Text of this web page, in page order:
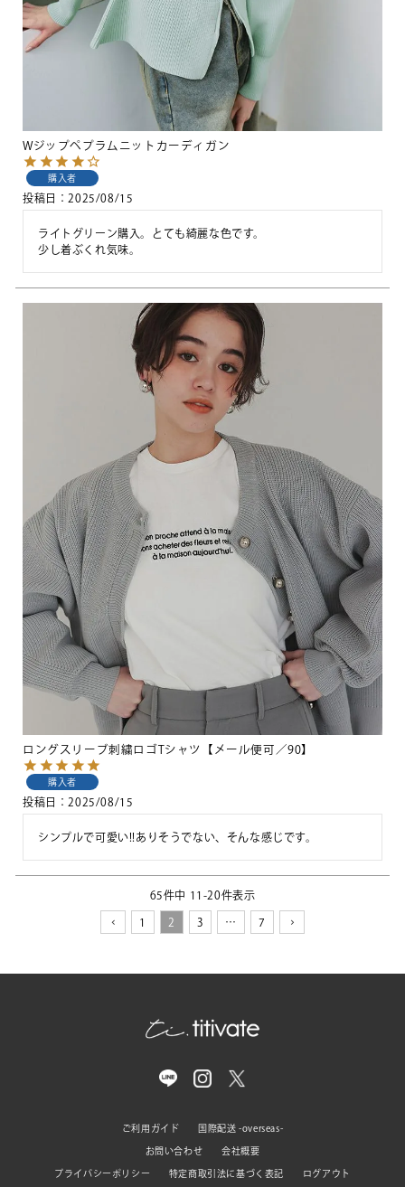
Wジップペプラムニットカーディガン
購入者
投稿日 2025/08/15
ライトグリーン購入。とても綺麗な色です。
少し着ぶくれ気味。
ロングスリーブ刺繍ロゴTシャツ【メール便可／90】
購入者
投稿日 2025/08/15
シンプルで可愛い!!ありそうでない、そんな感じです。
65件中 11 -20件表示
1 2 3 … 7
ご利用ガイド 国際配送 -overseas-
お問い合わせ 会社概要
プライバシーポリシー 特定商取引法に基づく表記 ログアウト